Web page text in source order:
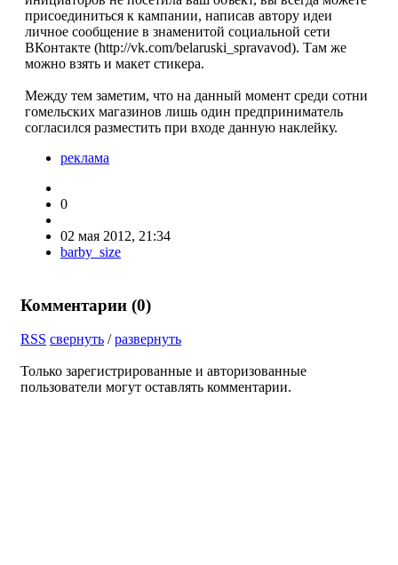
присоединиться к кампании, написав автору идеи
личное сообщение в знаменитой социальной сети
ВКонтакте (http://vk.com/belaruski_spravavod). Там же
можно взять и макет стикера.
Между тем заметим, что на данный момент среди сотни
гомельских магазинов лишь один предприниматель
согласился разместить при входе данную наклейку.
реклама
0
02 мая 2012, 21:34
barby_size
Комментарии (0)
RSS свернуть /развернуть
Только зарегистрированные и авторизованные
пользователи могут оставлять комментарии.